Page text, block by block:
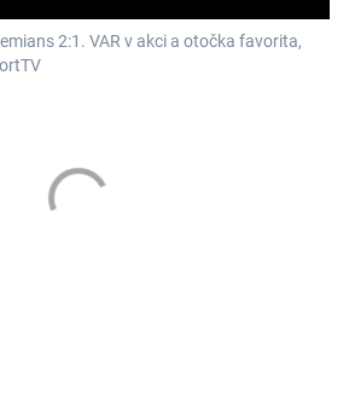
2:1. VAR v akci a otočka favorita,